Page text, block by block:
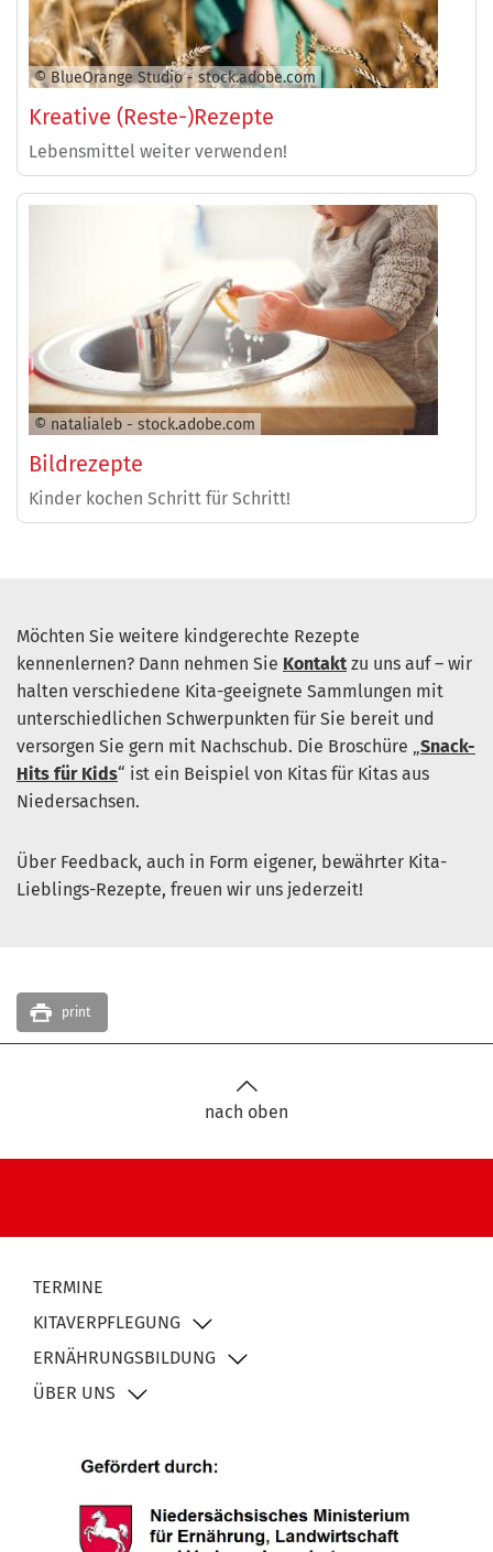
© BlueOrange Studio - stock.adobe.com
Kreative (Reste-)Rezepte
Lebensmittel weiter verwenden!
© natalialeb - stock.adobe.com
Bildrezepte
Kinder kochen Schritt für Schritt!
Möchten Sie weitere kindgerechte Rezepte
kennenlernen? Dann nehmen Sie Kontakt zu uns auf – wir
halten verschiedene Kita-geeignete Sammlungen mit
unterschiedlichen Schwerpunkten für Sie bereit und
versorgen Sie gern mit Nachschub. Die Broschüre „Snack-
Hits für Kids“ ist ein Beispiel von Kitas für Kitas aus
Niedersachsen.
Über Feedback, auch in Form eigener, bewährter Kita-
Lieblings-Rezepte, freuen wir uns jederzeit!
print
nach oben
TERMINE
KITAVERPFLEGUNG
ERNÄHRUNGSBILDUNG
ÜBER UNS